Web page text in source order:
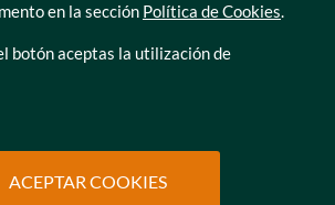
© Caser Residencial 2026
en la sección Política de Cookies.
botón aceptas la utilización de
ACEPTAR COOKIES